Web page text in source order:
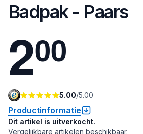
Badpak - Paars
200
5.00/5.00
Productinformatie
Dit artikel is uitverkocht.
Vergelijkbare artikelen beschikbaar.